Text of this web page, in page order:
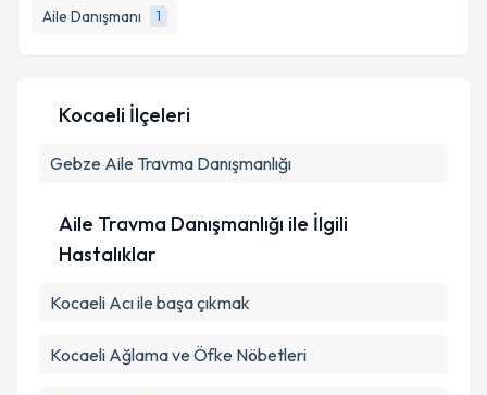
Aile Danışmanı
1
bilgilendireceğiz.
E-posta Adresiniz
Kişisel verilerimin işlenmesine ilişkin
Kocaeli İlçeleri
Gebze Aile Travma Danışmanlığı
Aile Travma Danışmanlığı ile İlgili
Hastalıklar
Kocaeli Acı ile başa çıkmak
Kocaeli Ağlama ve Öfke Nöbetleri